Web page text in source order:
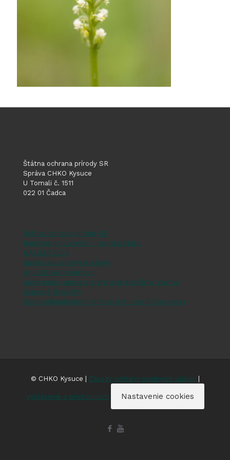
Štátna ochrana prírody SR
Správa CHKO Kysuce
U Tomali č. 1511
022 01 Čadca
Štátna ochrana prírody SR
Register ponúkaného majetku štátu
NATURA 2000
Správa slovenských jaskýň
Hnutí DUHA Olomouc
Záchranná stanica pre zranené živočíchy Zázrivá
Zranené živočíchy
Mapa veľkoplošných chránených území Slovenska
© CHKO Kysuce | Zásady ochrany osobných údajov
Vyhlásenie o prístupnosti Nastavenie cookies